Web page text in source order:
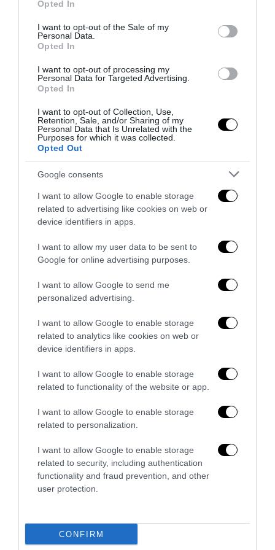
use your data for below specified purposes in below Google
consent section.
Opted In
I want to opt-out of the Sale of my
Personal Data.
Opted In
I want to opt-out of processing my
Personal Data for Targeted Advertising.
Opted In
I want to opt-out of Collection, Use,
Retention, Sale, and/or Sharing of my
Personal Data that Is Unrelated with the
Purposes for which it was collected.
Opted Out
Google consents
I want to allow Google to enable storage
related to advertising like cookies on web or
device identifiers in apps.
I want to allow my user data to be sent to
Google for online advertising purposes.
I want to allow Google to send me
personalized advertising.
I want to allow Google to enable storage
related to analytics like cookies on web or
device identifiers in apps.
I want to allow Google to enable storage
related to functionality of the website or app.
I want to allow Google to enable storage
related to personalization.
I want to allow Google to enable storage
related to security, including authentication
functionality and fraud prevention, and other
user protection.
CONFIRM
Spagna tornata alle origini
14 Luglio 2026
Trump e Infantino: oltre l’ultimo Mondiale dell’umanità
9 Luglio 2026